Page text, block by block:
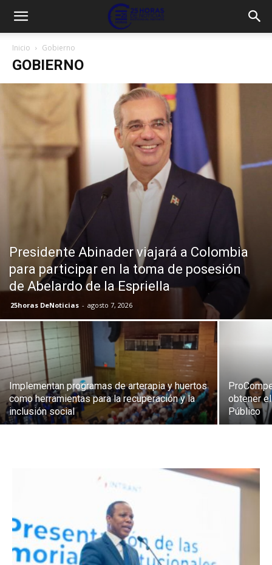
Inicio Gobierno
GOBIERNO
Presidente Abinader viajará a Colombia
para participar en la toma de posesión
de Abelardo de la Espriella
25horas DeNoticias - agosto 7, 2026
Implementan programas de arterapia y huertos
como herramientas para la recuperación y la
inclusión social
obtener
Público